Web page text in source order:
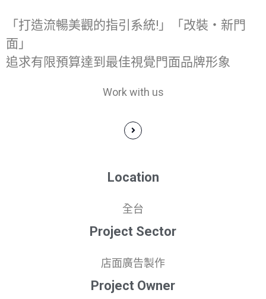
「打造流暢美觀的指引系統!」「改裝‧新門
面」
追求有限預算達到最佳視覺門面品牌形象
Work with us
Location
全台
Project Sector
店面廣告製作
Project Owner